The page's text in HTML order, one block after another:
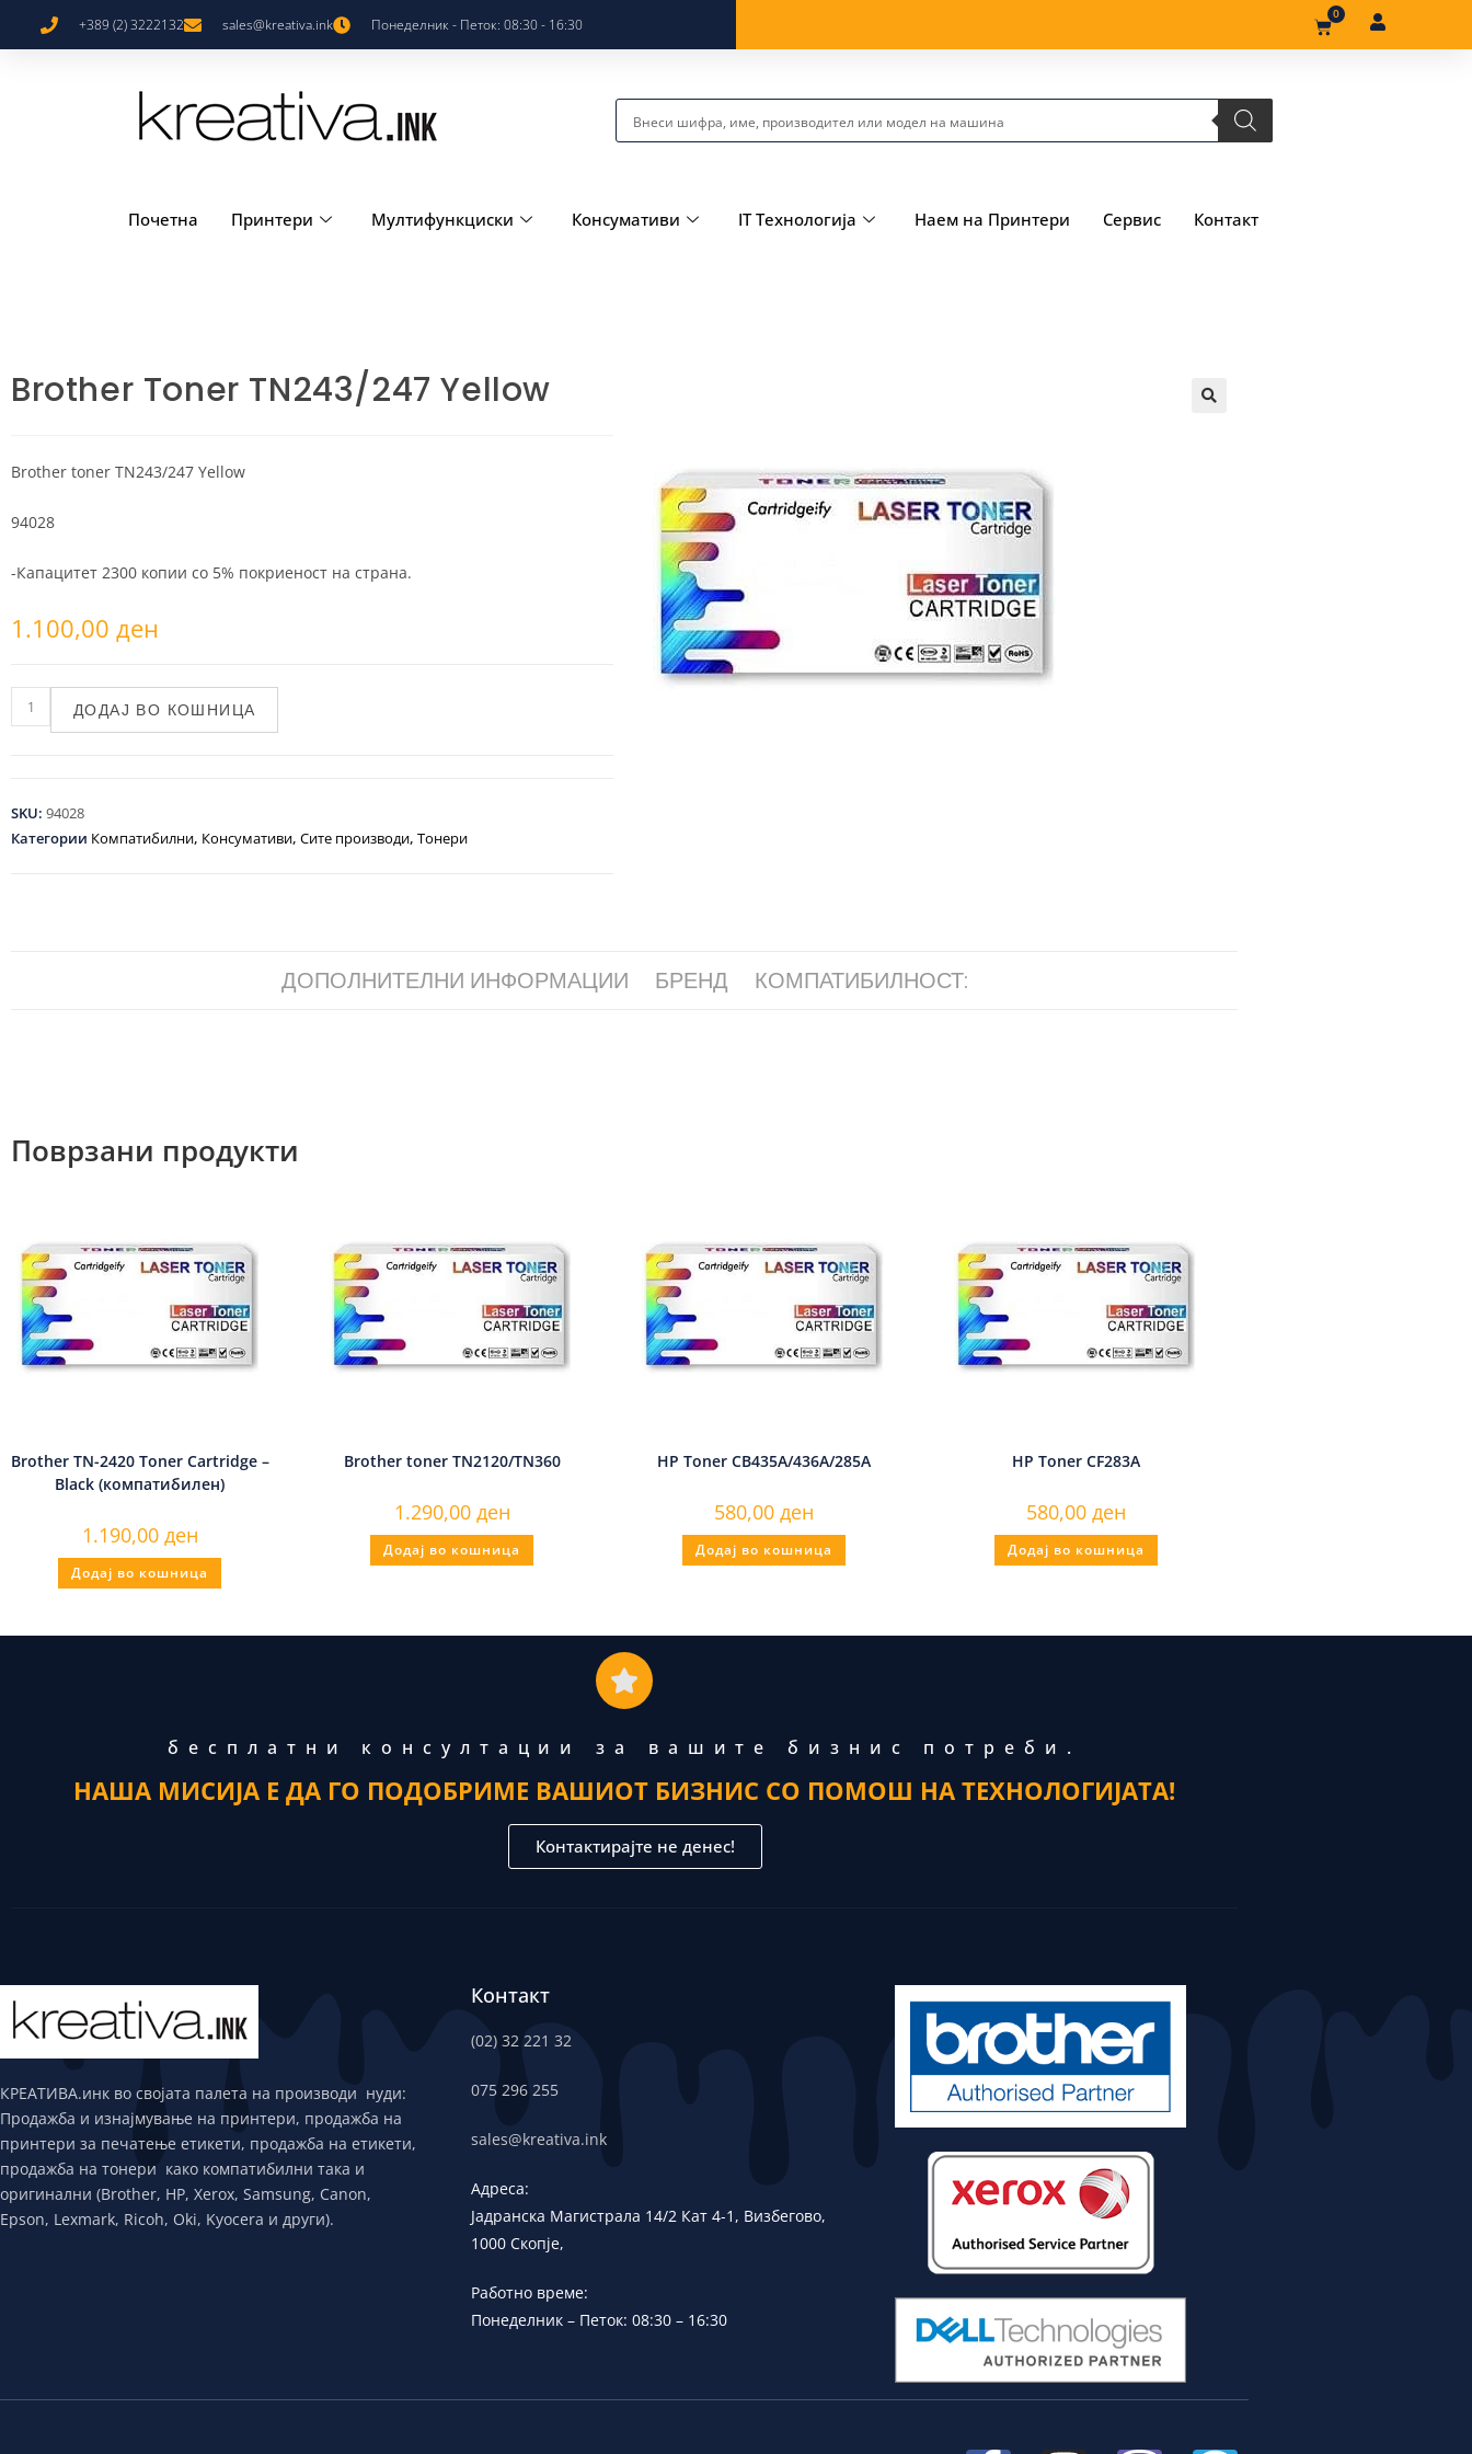
+389 (2) 3222132 sales@kreativa.ink Понеделник - Петок: 08:30 - 16:30
0
Почетна Принтери Мултифункциски Консумативи IT Технологија Наем на Принтери Сервис Контакт
Brother Toner TN243/247 Yellow
Brother toner TN243/247 Yellow
94028
-Капацитет 2300 копии со 5% покриеност на страна.
1.100,00 ден
ДОДАЈ ВО КОШНИЦА
SKU: 94028
Категории Компатибилни, Консумативи, Сите производи, Тонери
ДОПОЛНИТЕЛНИ ИНФОРМАЦИИ БРЕНД КОМПАТИБИЛНОСТ:
Поврзани продукти
Brother TN-2420 Toner Cartridge –
Black (компатибилен)
1.190,00 ден
Додај во кошница
Brother toner TN2120/TN360
1.290,00 ден
Додај во кошница
HP Toner CB435A/436A/285A
580,00 ден
Додај во кошница
HP Toner CF283A
580,00 ден
Додај во кошница
бесплатни консултации за вашите бизнис потреби.
НАША МИСИЈА Е ДА ГО ПОДОБРИМЕ ВАШИОТ БИЗНИС СО ПОМОШ НА ТЕХНОЛОГИЈАТА!
Контактирајте не денес!
КРЕАТИВА.инк во својата палета на производи нуди:
Продажба и изнајмување на принтери, продажба на
принтери за печатење етикети, продажба на етикети,
продажба на тонери како компатибилни така и
оригинални (Brother, HP, Xerox, Samsung, Canon,
Epson, Lexmark, Ricoh, Oki, Kyocera и други).
Контакт
(02) 32 221 32
075 296 255
sales@kreativa.ink
Адреса:
Јадранска Магистрала 14/2 Кат 4-1, Визбегово,
1000 Скопје,
Работно време:
Понеделник – Петок: 08:30 – 16:30